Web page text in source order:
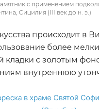
с применением
Сицилия (III век до н. э.)
происходит в
более
кладки с золотым
внутреннюю